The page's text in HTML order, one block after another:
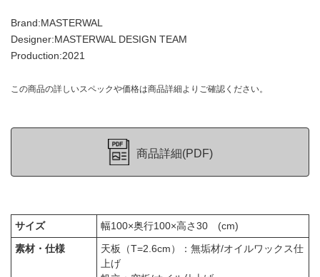
Brand:MASTERWAL
Designer:MASTERWAL DESIGN TEAM
Production:2021
この商品の詳しいスペックや価格は商品詳細よりご確認ください。
商品詳細(PDF)
サイズ
幅100×奥行100×高さ30 (cm)
素材・仕様
天板（T=2.6cm）：無垢材/オイルワックス仕
上げ